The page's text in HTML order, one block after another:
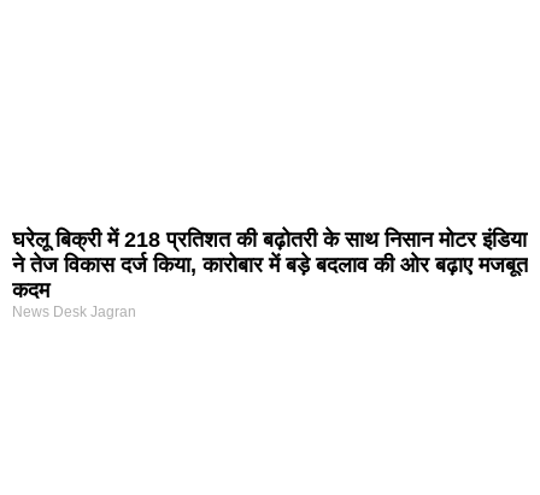
घरेलू बिक्री में 218 प्रतिशत की बढ़ोतरी के साथ निसान मोटर इंडिया
ने तेज विकास दर्ज किया, कारोबार में बड़े बदलाव की ओर बढ़ाए मजबूत
कदम
News Desk Jagran